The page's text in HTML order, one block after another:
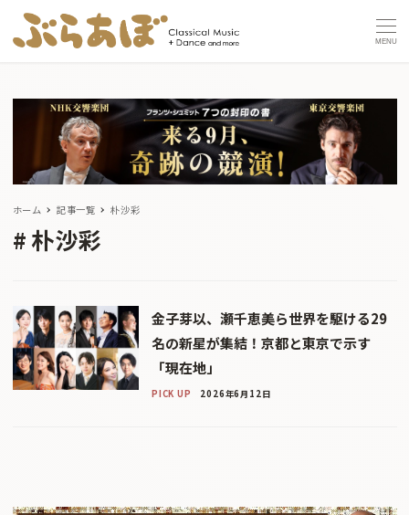
MENU
ホーム 記事一覧 朴沙彩
朴沙彩
金子芽以、瀬千恵美ら世界を駆ける29
名の新星が集結！京都と東京で示す
「現在地」
PICK UP 2026年6月12日